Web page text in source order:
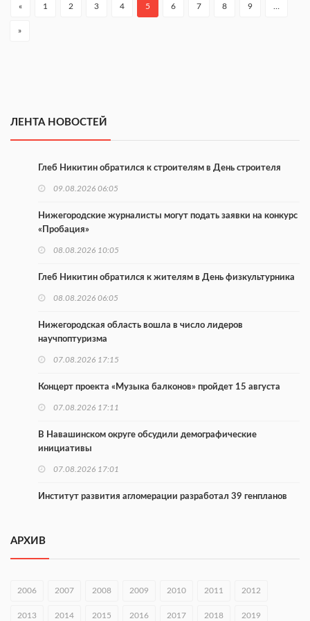
« 1 2 3 4 5 6 7 8 9 …
»
ЛЕНТА НОВОСТЕЙ
Глеб Никитин обратился к строителям в День строителя
09.08.2026 06:05
Нижегородские журналисты могут подать заявки на конкурс
«Пробация»
08.08.2026 10:05
Глеб Никитин обратился к жителям в День физкультурника
08.08.2026 06:05
Нижегородская область вошла в число лидеров
научпоптуризма
07.08.2026 17:15
Концерт проекта «Музыка балконов» пройдет 15 августа
07.08.2026 17:11
В Навашинском округе обсудили демографические
инициативы
07.08.2026 17:01
Институт развития агломерации разработал 39 генпланов
С 8 августа изменят схему движения на въезде в Нижний
Новгород
АРХИВ
2006 2007 2008 2009 2010 2011 2012
2013 2014 2015 2016 2017 2018 2019